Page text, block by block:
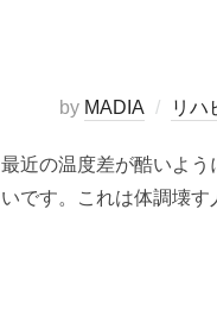
by MADIA リハ
最近の温度差が酷いよ
いです。これは体調壊